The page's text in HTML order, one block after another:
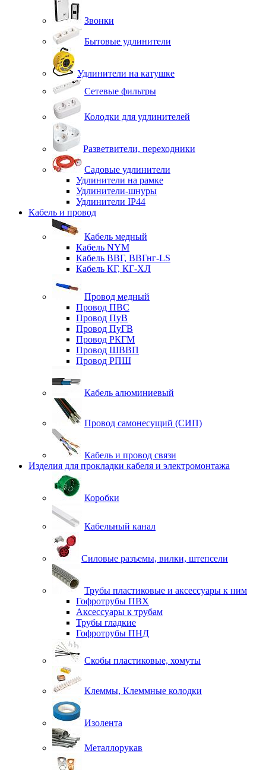
Звонки
Бытовые удлинители
Удлинители на катушке
Сетевые фильтры
Колодки для удлинителей
Разветвители, переходники
Садовые удлинители
Удлинители на рамке
Удлинители-шнуры
Удлинители IP44
Кабель и провод
Кабель медный
Кабель NYM
Кабель ВВГ, ВВГнг-LS
Кабель КГ, КГ-ХЛ
Провод медный
Провод ПВС
Провод ПуВ
Провод ПуГВ
Провод РКГМ
Провод ШВВП
Провод РПШ
Кабель алюминиевый
Провод самонесущий (СИП)
Кабель и провод связи
Изделия для прокладки кабеля и электромонтажа
Коробки
Кабельный канал
Силовые разъемы, вилки, штепсели
Трубы пластиковые и аксессуары к ним
Гофротрубы ПВХ
Аксессуары к трубам
Трубы гладкие
Гофротрубы ПНД
Скобы пластиковые, хомуты
Клеммы, Клеммные колодки
Изолента
Металлорукав